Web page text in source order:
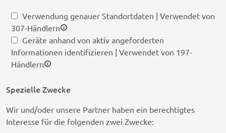
Verwendung genauer Standortdaten | Verwendet von
307-Händlern
Geräte anhand von aktiv angeforderten
Informationen identifizieren | Verwendet von 197-
Händlern
Spezielle Zwecke
Wir und/oder unsere Partner haben ein berechtigtes
Interesse für die folgenden zwei Zwecke: